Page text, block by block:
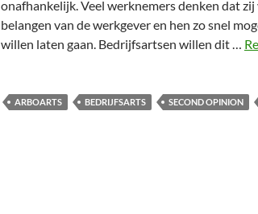
onafhankelijk. Veel werknemers denken dat
belangen van de werkgever en hen zo snel
willen laten gaan. Bedrijfsartsen willen dit …
ARBOARTS BEDRIJFSARTS SECOND OPINION